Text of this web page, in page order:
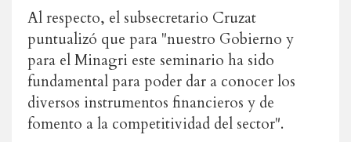
Al respecto, el subsecretario Cruzat
puntualizó que para "nuestro Gobierno y
para el Minagri este seminario ha sido
fundamental para poder dar a conocer los
diversos instrumentos financieros y de
fomento a la competitividad del sector".